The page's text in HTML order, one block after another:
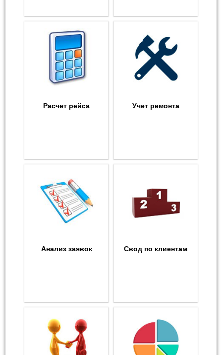
Расчет рейса Учет ремонта
Анализ заявок Свод по клиентам